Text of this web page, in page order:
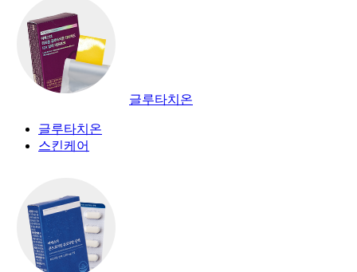
글루타치온
글루타치온
스킨케어